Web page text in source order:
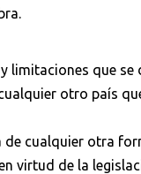
que
otro país
cualquier otra
virtud de la